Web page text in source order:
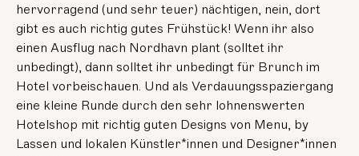
hervorragend (und sehr teuer) nächtigen, nein, dort
gibt es auch richtig gutes Frühstück! Wenn ihr also
einen Ausflug nach Nordhavn plant (solltet ihr
unbedingt), dann solltet ihr unbedingt für Brunch im
Hotel vorbeischauen. Und als Verdauungsspaziergang
eine kleine Runde durch den sehr lohnenswerten
Hotelshop mit richtig guten Designs von Menu, by
Lassen und lokalen Künstler*innen und Designer*innen